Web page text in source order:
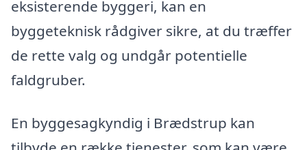
eksisterende byggeri, kan en
byggeteknisk rådgiver sikre, at du træffer
de rette valg og undgår potentielle
faldgruber.
En byggesagkyndig i Brædstrup kan